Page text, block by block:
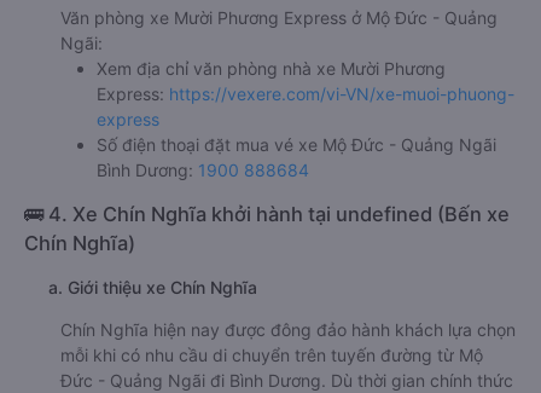
Văn phòng xe Mười Phương Express ở Mộ Đức - Quảng
Ngãi:
Xem địa chỉ văn phòng nhà xe Mười Phương
Express: https://vexere.com/vi-VN/xe-muoi-phuong-
express
Số điện thoại đặt mua vé xe Mộ Đức - Quảng Ngãi
Bình Dương: 1900 888684
🚌 4. Xe Chín Nghĩa khởi hành tại undefined (Bến xe
Chín Nghĩa)
a. Giới thiệu xe Chín Nghĩa
Chín Nghĩa hiện nay được đông đảo hành khách lựa chọn
mỗi khi có nhu cầu di chuyển trên tuyến đường từ Mộ
Đức - Quảng Ngãi đi Bình Dương. Dù thời gian chính thức